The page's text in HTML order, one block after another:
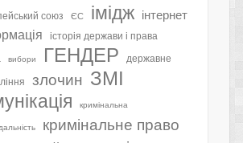
союз ЄС імідж інтернет
історія держави і права
вибори ГЕНДЕР державне
злочин ЗМІ
кримінальна
кримінальне право